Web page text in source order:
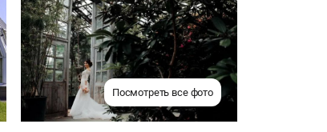
Посмотреть все фото